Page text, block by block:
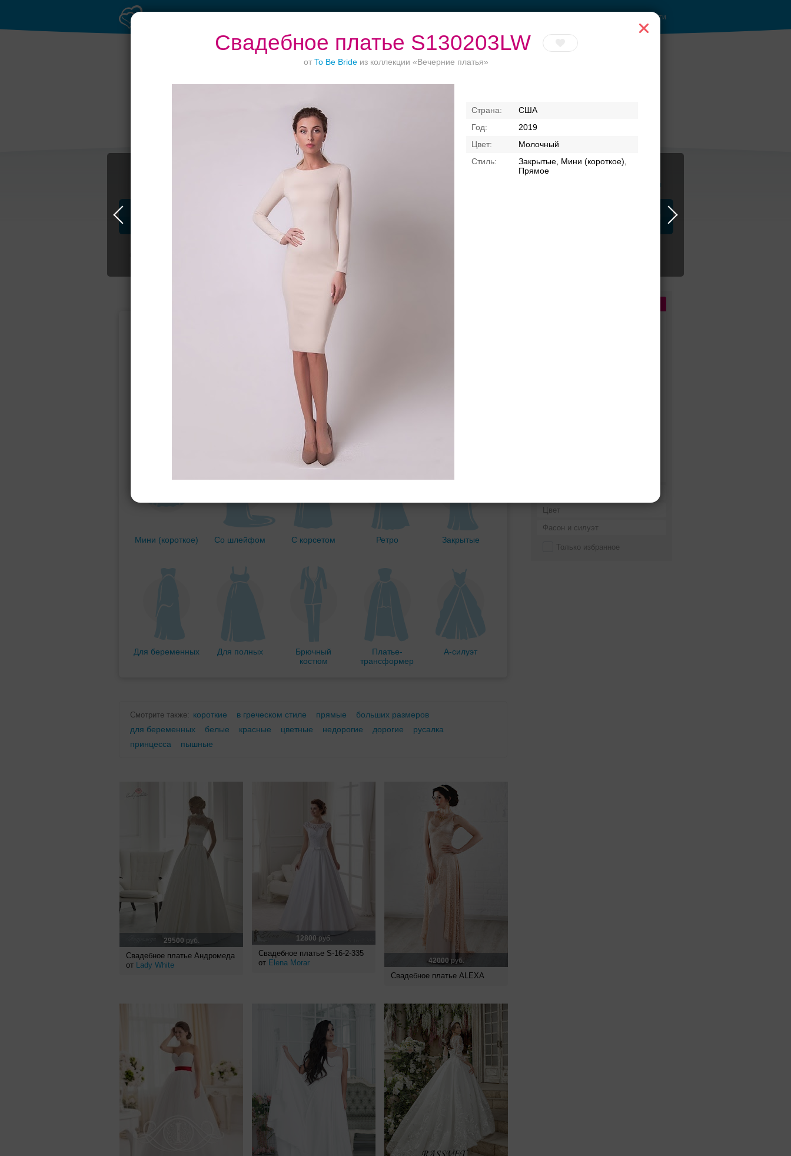
Свадебное платье S130203LW
от To Be Bride из коллекции «Вечерние платья»
США
2019
Молочный
Закрытые, Мини (короткое),
Прямое
Войти
образ
городом
Журнал
Свадебные платья
Цвет
Фасон и силуэт
Только избранное
Подбор свадебного платья
По стилю
Русалка
Мини (короткое) Со шлейфом С корсетом Ретро Закрытые
Для беременных Для полных
Брючный
костюм
Платье-
трансформер
А-силуэт
Смотрите также: короткие в греческом стиле прямые
больших размеров
для беременных
белые красные цветные недорогие дорогие
русалка
принцесса
пышные
29500 руб.
Свадебное платье Андромеда
от Lady White
12800 руб.
Свадебное платье S-16-2-335
от Elena Morar 42000руб.
Свадебное платье ALEXA